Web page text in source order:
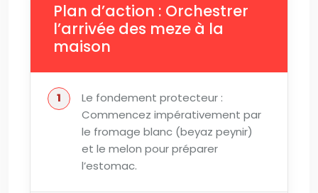
Plan d’action : Orchestrer
l’arrivée des meze à la
maison
Le fondement protecteur :
Commencez impérativement par
le fromage blanc (beyaz peynir)
et le melon pour préparer
l’estomac.